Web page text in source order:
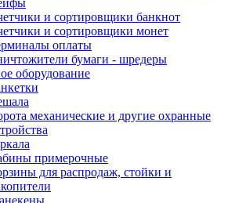
и сортировщики банкнот
и сортировщики монет
оплаты
бумаги - шредеры
оборудование
механические и другие охранные
примерочные
для распродаж, стойки и